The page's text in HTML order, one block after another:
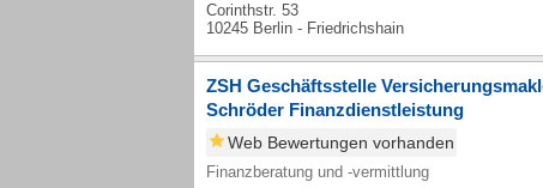
Corinthstr. 53
10245 Berlin - Friedrichshain
ZSH Geschäftsstelle
Schröder Finanzdienstleistung
Web Bewertungen vorhanden
Finanzberatung und -vermittlung